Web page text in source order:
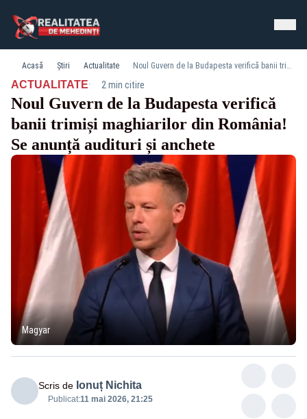
Acasă Știri Actualitate Noul Guvern de la Budapesta verifică banii trimiși maghiarilor din România! Se anunță audituri și anchete
ACTUALITATE· 2 min citire
Noul Guvern de la Budapesta verifică
banii trimiși maghiarilor din România!
Se anunță audituri și anchete
Magyar
Scris de Ionuț Nichita
Publicat:11 mai 2026, 21:25